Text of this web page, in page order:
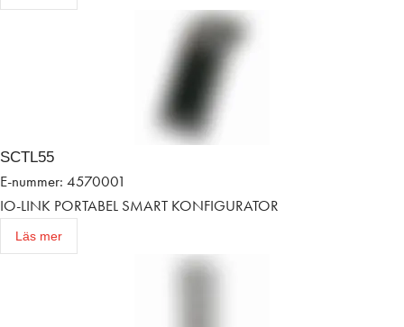
SCTL55
E-nummer: 4570001
IO-LINK PORTABEL SMART KONFIGURATOR
Läs mer